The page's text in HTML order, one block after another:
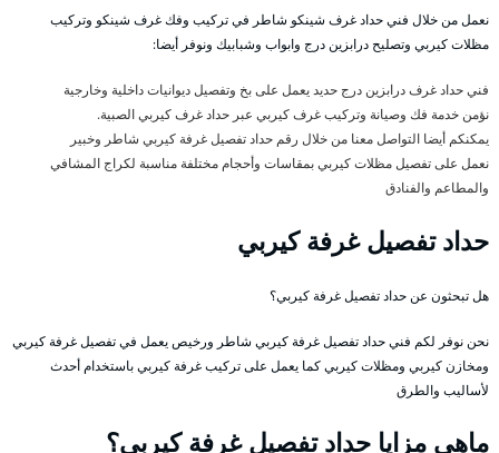
نعمل من خلال فني حداد غرف شينكو شاطر في تركيب وفك غرف شينكو وتركيب
مظلات كيربي وتصليح درابزين درج وابواب وشبابيك ونوفر أيضا:
فني حداد غرف درابزين درج حديد يعمل على بخ وتفصيل ديوانيات داخلية وخارجية
نؤمن خدمة فك وصيانة وتركيب غرف كيربي عبر حداد غرف كيربي الصبية.
يمكنكم أيضا التواصل معنا من خلال رقم حداد تفصيل غرفة كيربي شاطر وخبير
نعمل على تفصيل مظلات كيربي بمقاسات وأحجام مختلفة مناسبة لكراج المشافي
والمطاعم والفنادق
حداد تفصيل غرفة كيربي
هل تبحثون عن حداد تفصيل غرفة كيربي؟
نحن نوفر لكم فني حداد تفصيل غرفة كيربي شاطر ورخيص يعمل في تفصيل غرفة كيربي
ومخازن كيربي ومظلات كيربي كما يعمل على تركيب غرفة كيربي باستخدام أحدث
لأساليب والطرق
ماهي مزايا حداد تفصيل غرفة كيربي؟